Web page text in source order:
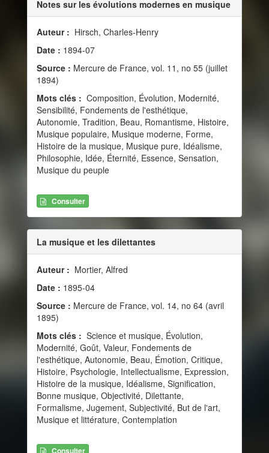
Notes sur les évolutions modernes en musique
Auteur : Hirsch, Charles-Henry
Date : 1894-07
Source : Mercure de France, vol. 11, no 55 (juillet
1894)
Mots clés : Composition, Évolution, Modernité,
Sensibilité, Fondements de l'esthétique,
Autonomie, Tradition, Beau, Romantisme, Histoire,
Musique populaire, Musique moderne, Forme,
Histoire de la musique, Musique pure, Idéalisme,
Philosophie, Idée, Éternité, Essence, Sensation,
Musique du peuple
Consulter
La musique et les dilettantes
Auteur : Mortier, Alfred
Date : 1895-04
Source : Mercure de France, vol. 14, no 64 (avril
1895)
Mots clés : Science et musique, Évolution,
Modernité, Goût, Valeur, Fondements de
l'esthétique, Autonomie, Beau, Émotion, Critique,
Histoire, Psychologie, Intellectualisme, Expression,
Histoire de la musique, Idéalisme, Signification,
Bonne musique, Objectivité, Dilettante,
Formalisme, Jugement, Subjectivité, But de l'art,
Musique et littérature, Contemplation
Consulter